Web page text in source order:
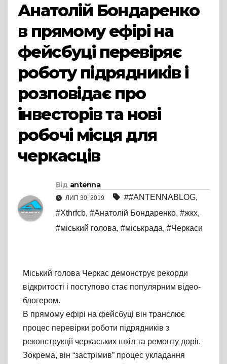
Анатолій Бондаренко
в прямому ефірі на
фейсбуці перевіряє
роботу підрядників і
розповідає про
інвесторів та нові
робочі місця для
черкасців
Від antenna
ЛИП 30, 2019 ##ANTENNABLOG,
#Xthrfcb, #Анатолій Бондаренко, #жкх,
#міський голова, #міськрада, #Черкаси
Міський голова Черкас демонструє рекорди
відкритості і поступово стає популярним відео-
блогером.
В прямому ефірі на фейсбуці він транслює
процес перевірки роботи підрядників з
реконструкції черкаських шкіл та ремонту доріг.
Зокрема, він “застрімив” процес укладання